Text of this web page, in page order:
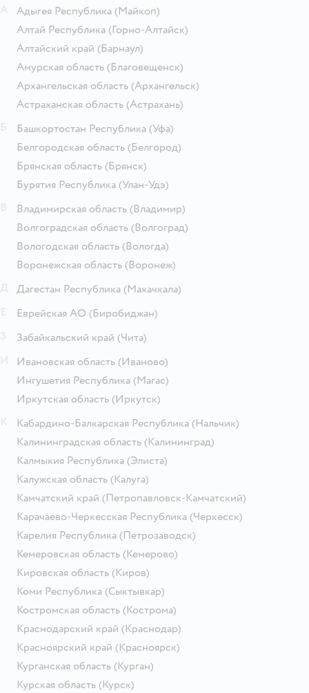
Адыгея Республика (Майкоп)
Алтай Республика (Горно-Алтайск)
Алтайский край (Барнаул)
Амурская область (Благовещенск)
Архангельская область (Архангельск)
Астраханская область (Астрахань)
Башкортостан Республика (Уфа)
Белгородская область (Белгород)
Брянская область (Брянск)
Бурятия Республика (Улан-Удэ)
Владимирская область (Владимир)
Волгоградская область (Волгоград)
Вологодская область (Вологда)
Воронежская область (Воронеж)
Дагестан Республика (Махачкала)
Еврейская АО (Биробиджан)
Забайкальский край (Чита)
Ивановская область (Иваново)
Ингушетия Республика (Магас)
Иркутская область (Иркутск)
Кабардино-Балкарская Республика (Нальчик)
Калининградская область (Калининград)
Калмыкия Республика (Элиста)
Калужская область (Калуга)
Камчатский край (Петропавловск-Камчатский)
Карачаево-Черкесская Республика (Черкесск)
Карелия Республика (Петрозаводск)
Кемеровская область (Кемерово)
Кировская область (Киров)
Коми Республика (Сыктывкар)
Костромская область (Кострома)
Краснодарский край (Краснодар)
Красноярский край (Красноярск)
Курганская область (Курган)
Курская область (Курск)